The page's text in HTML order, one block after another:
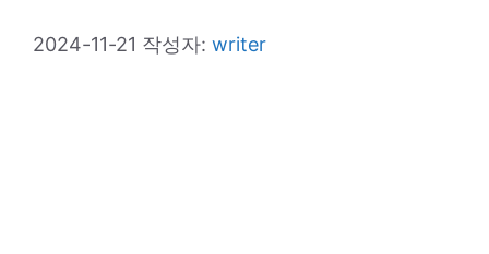
2024-11-21 작성자: writer